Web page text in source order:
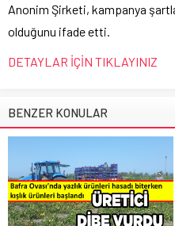
Anonim Şirketi, kampanya
olduğunu ifade etti.
DETAYLAR İÇİN TIKLAYINIZ
BENZER KONULAR